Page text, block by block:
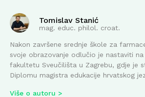
Tomislav Stanić
mag. educ. philol. croat.
Nakon završene srednje škole za
svoje obrazovanje odlučio je nastaviti
fakultetu Sveučilišta u Zagrebu, gdje je
Diplomu magistra edukacije hrvatskog
Više o autoru